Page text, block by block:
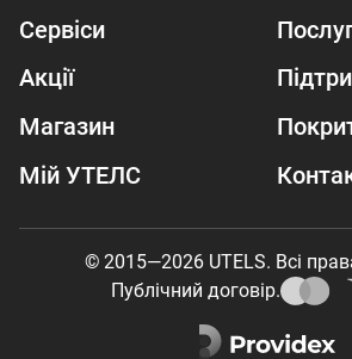
Сервіси
Акції
Магазин
Мій УТЕЛС
© 2015—2026 UTELS. Всі
Публічний договір.